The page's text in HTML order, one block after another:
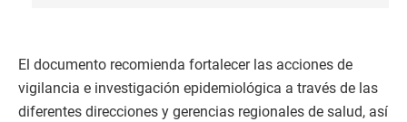
El documento recomienda fortalecer las acciones de
vigilancia e investigación epidemiológica a través de las
diferentes direcciones y gerencias regionales de salud, así